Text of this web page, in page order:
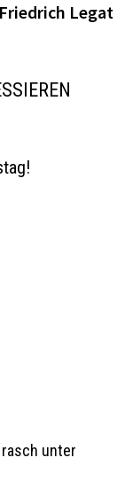
Legat
unter